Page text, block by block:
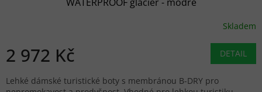
Skladem
2 972 Kč DETAIL
Lehké dámské turistické boty s membránou B-DRY pro